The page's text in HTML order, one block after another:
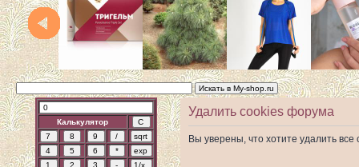
Калькулятор
Удалить cookies форума
Вы уверены, что хотите удалить